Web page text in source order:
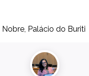
Nobre, Palácio do Buriti